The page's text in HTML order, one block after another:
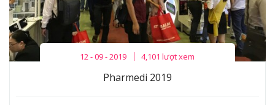
12 - 09 - 2019 4,101 lượt xem
Pharmedi 2019